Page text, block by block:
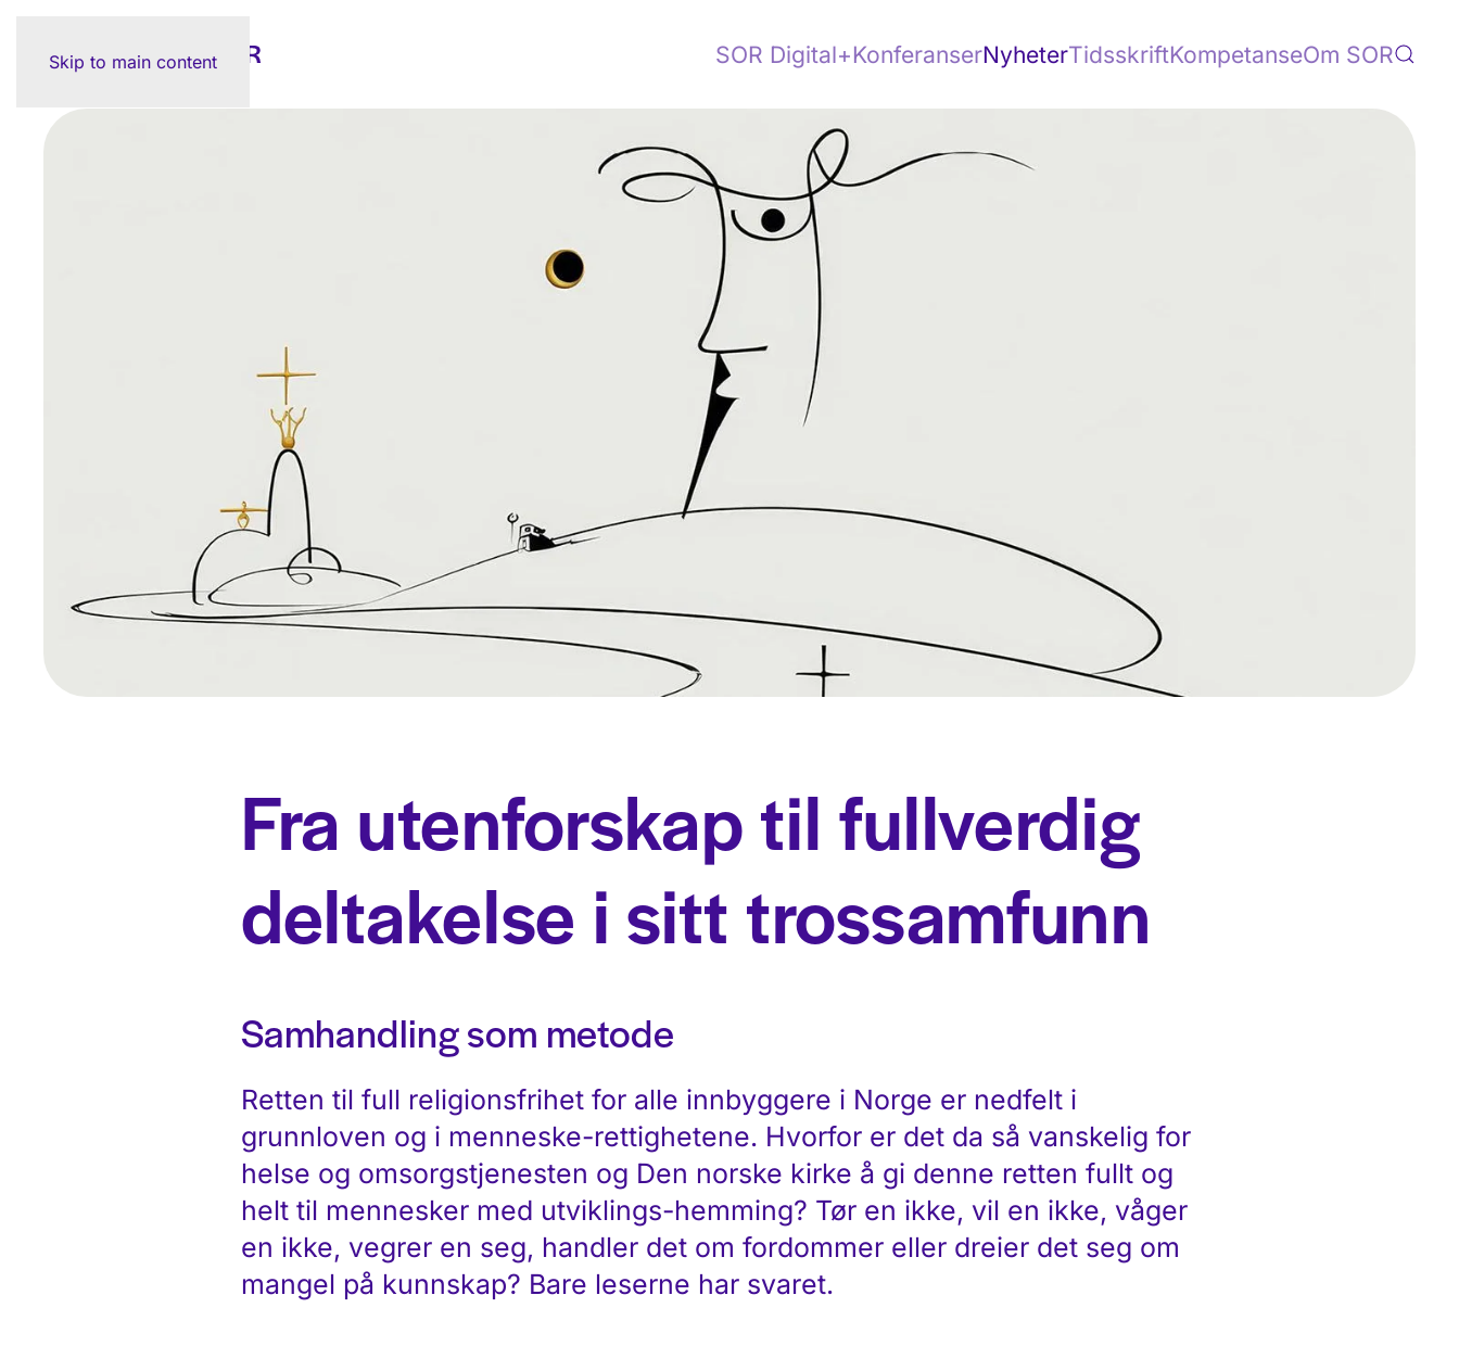
Skip to main content SOR Digital+KonferanserNyheterTidsskriftKompetanseOm SOR
Fra utenforskap til fullverdig
deltakelse i sitt trossamfunn
Samhandling som metode
Retten til full religionsfrihet for alle innbyggere i Norge er nedfelt i
grunnloven og i menneske-rettighetene. Hvorfor er det da så vanskelig for
helse og omsorgstjenesten og Den norske kirke å gi denne retten fullt og
helt til mennesker med utviklings-hemming? Tør en ikke, vil en ikke, våger
en ikke, vegrer en seg, handler det om fordommer eller dreier det seg om
mangel på kunnskap? Bare leserne har svaret.